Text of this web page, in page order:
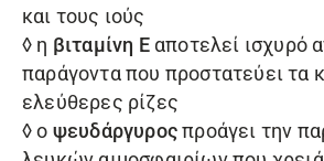
και τους ιούς
◊ η βιταμίνη Ε αποτελεί ισχυρό
παράγοντα που προστατεύει τα
ελεύθερες ρίζες
◊ ο ψευδάργυρος προάγει την